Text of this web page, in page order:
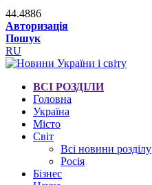
44.4886
Авторизація
Пошук
RU
ВСІ РОЗДІЛИ
Головна
Україна
Місто
Світ
Всі новини розділу
Росія
Бізнес